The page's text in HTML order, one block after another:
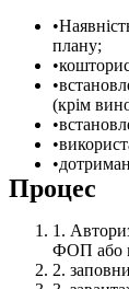
плану;
(крім
Процес
ФОП або